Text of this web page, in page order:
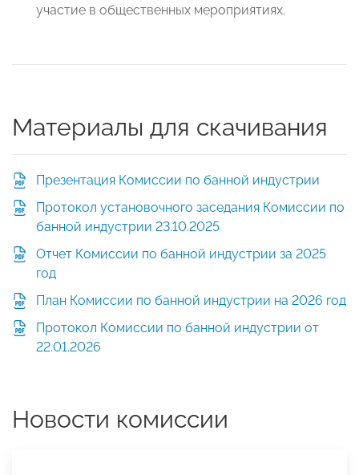
участие в общественных мероприятиях.
Материалы для скачивания
Презентация Комиссии по банной индустрии
Протокол установочного заседания Комиссии по
банной индустрии 23.10.2025
Отчет Комиссии по банной индустрии за 2025
год
План Комиссии по банной индустрии на 2026 год
Протокол Комиссии по банной индустрии от
22.01.2026
Новости комиссии